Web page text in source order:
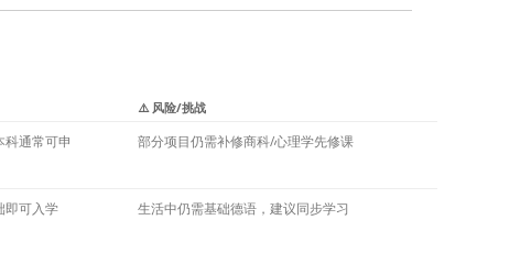
⚠️ 风险/挑战
通常可申 部分项目仍需补修商科/心理学先修课
即可入学 生活中仍需基础德语，建议同步学习